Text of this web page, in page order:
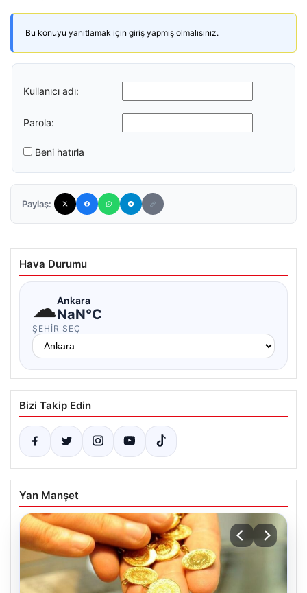
Bu konuyu yanıtlamak için giriş yapmış olmalısınız.
Kullanıcı adı:
Parola:
Beni hatırla
Paylaş:
Hava Durumu
☁Ankara
NaN°C
ŞEHIR SEÇ
Bizi Takip Edin
Yan Manşet